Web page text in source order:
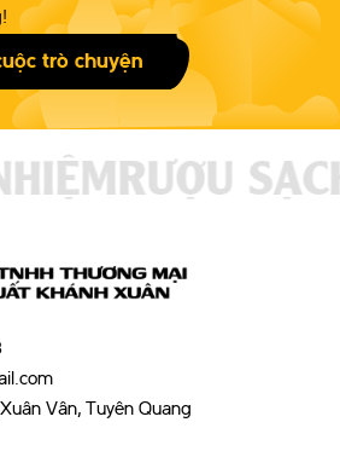
trò chuyện
RƯỢU
Vân, Tuyên Quang